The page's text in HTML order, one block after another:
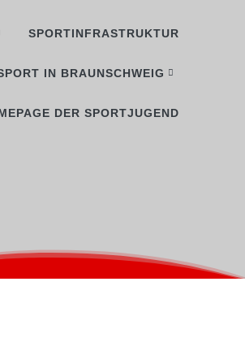
SPORTINFRASTRUKTUR
IN BRAUNSCHWEIG
DER SPORTJUGEND